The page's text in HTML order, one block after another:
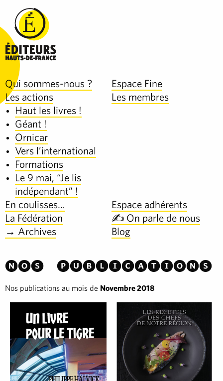
Qui sommes-nous ?
Espace Fine
Les actions
Haut les livres !
Géant !
Ornicar
Vers l’international
Formations
Le 9 mai, “Je lis
indépendant” !
Les membres
En coulisses…
Espace adhérents
La Fédération
✍️ On parle de nous
→ Archives
Blog
Nos publications
Nos publications au mois de Novembre 2018